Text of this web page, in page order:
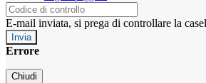
E-mail inviata, si prega di controllare la
Errore
Chiudi